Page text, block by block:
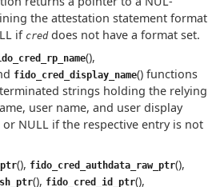
the attestation statement format
if creddoes not have a format set.
(),
fido_cred_display_name() functions
strings holding the relying
user name, and user display
or NULL if the respective entry is not
(), fido_cred_authdata_raw_ptr(),
(), fido_cred_id_ptr(),